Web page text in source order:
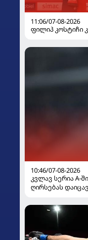
11:06/07-08-2026
ფილიპ კოსტიჩი
10:46/07-08-2026
კვლავ სერია A-
ღირსებას